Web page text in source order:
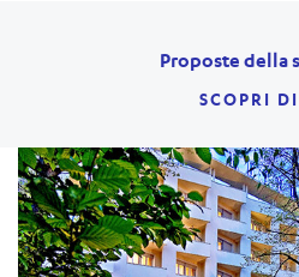
Proposte della
SCOPRI